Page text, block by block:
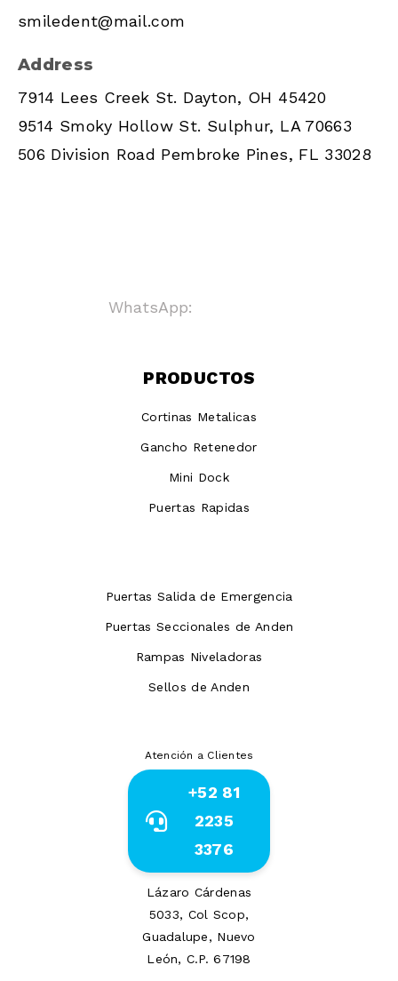
smiledent@mail.com
Address
7914 Lees Creek St. Dayton, OH 45420
9514 Smoky Hollow St. Sulphur, LA 70663
506 Division Road Pembroke Pines, FL 33028
WhatsApp:
PRODUCTOS
Cortinas Metalicas
Gancho Retenedor
Mini Dock
Puertas Rapidas
Puertas Salida de Emergencia
Puertas Seccionales de Anden
Rampas Niveladoras
Sellos de Anden
Atención a Clientes
+52 81
2235
3376
Lázaro Cárdenas
5033, Col Scop,
Guadalupe, Nuevo
León, C.P. 67198